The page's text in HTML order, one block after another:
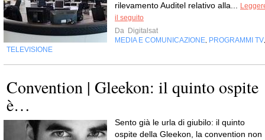
rilevamento Auditel relativo alla...
il seguito
Da Digitalsat
MEDIA E COMUNICAZIONE, PROGRAMMI TV,
TELEVISIONE
Convention | Gleekon: il quinto ospite
è…
Sento già le urla di giubilo: il quinto
ospite della Gleekon, la convention non